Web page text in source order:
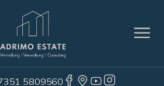
5809560